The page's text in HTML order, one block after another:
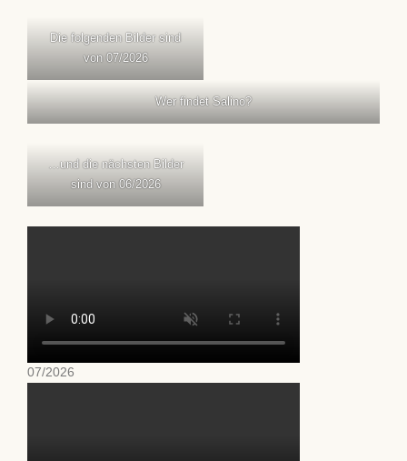
Die folgenden Bilder sind
von 07/2026
Wer findet Salino?
…und die nächsten Bilder
sind von 06/2026
07/2026